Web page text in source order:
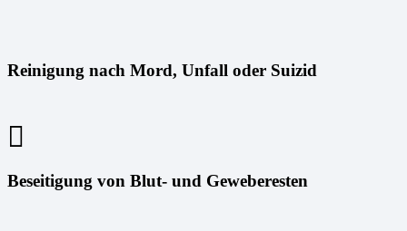
Reinigung nach Mord, Unfall oder Suizid
Beseitigung von Blut- und Geweberesten